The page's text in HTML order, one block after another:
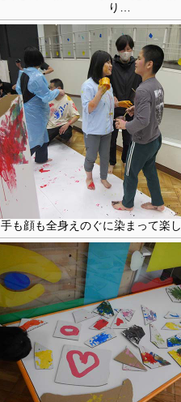
り…
手も顔も全身えのぐに染まって楽し